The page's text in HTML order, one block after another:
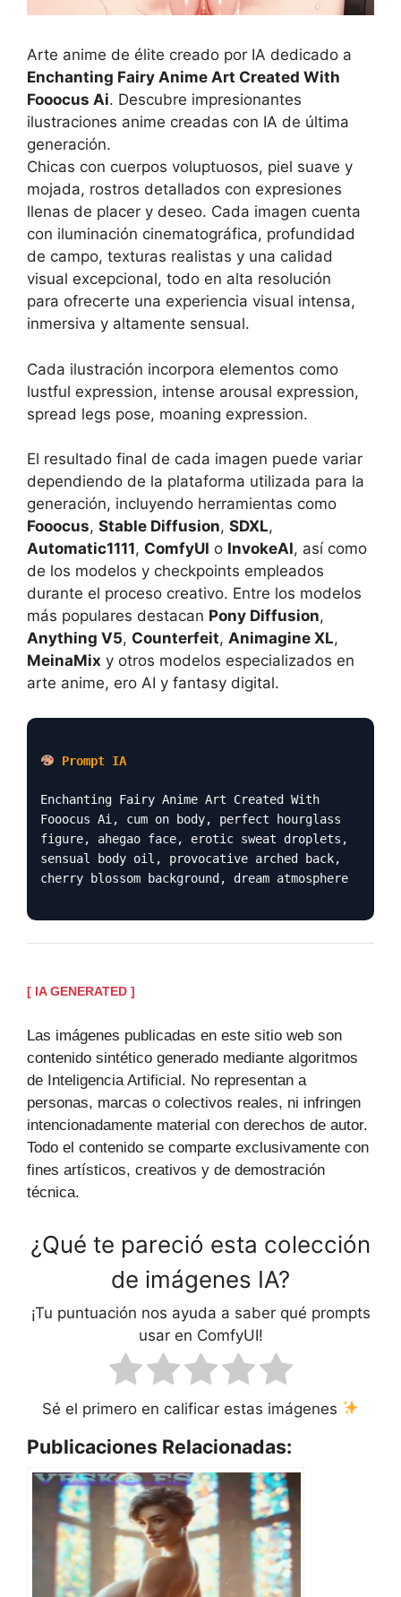
Arte anime de élite creado por IA dedicado a
Enchanting Fairy Anime Art Created With
Fooocus Ai. Descubre impresionantes
ilustraciones anime creadas con IA de última
generación.
Chicas con cuerpos voluptuosos, piel suave y
mojada, rostros detallados con expresiones
llenas de placer y deseo. Cada imagen cuenta
con iluminación cinematográfica, profundidad
de campo, texturas realistas y una calidad
visual excepcional, todo en alta resolución
para ofrecerte una experiencia visual intensa,
inmersiva y altamente sensual.
Cada ilustración incorpora elementos como
lustful expression, intense arousal expression,
spread legs pose, moaning expression.
El resultado final de cada imagen puede variar
dependiendo de la plataforma utilizada para la
generación, incluyendo herramientas como
Fooocus, Stable Diffusion, SDXL,
Automatic1111, ComfyUI o InvokeAI, así como
de los modelos y checkpoints empleados
durante el proceso creativo. Entre los modelos
más populares destacan Pony Diffusion,
Anything V5, Counterfeit, Animagine XL,
MeinaMix y otros modelos especializados en
arte anime, ero AI y fantasy digital.
Prompt IA
Enchanting Fairy Anime Art Created With
Fooocus Ai, cum on body, perfect hourglass
figure, ahegao face, erotic sweat droplets,
sensual body oil, provocative arched back,
cherry blossom background, dream atmosphere
[ IA GENERATED ]
Las imágenes publicadas en este sitio web son
contenido sintético generado mediante algoritmos
de Inteligencia Artificial. No representan a
personas, marcas o colectivos reales, ni infringen
intencionadamente material con derechos de autor.
Todo el contenido se comparte exclusivamente con
fines artísticos, creativos y de demostración
técnica.
¿Qué te pareció esta colección
de imágenes IA?
¡Tu puntuación nos ayuda a saber qué prompts
usar en ComfyUI!
Sé el primero en calificar estas imágenes
Publicaciones Relacionadas: